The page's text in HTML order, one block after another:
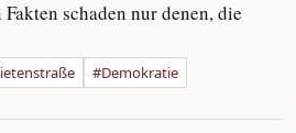
schaden nur denen, die
#Demokratie